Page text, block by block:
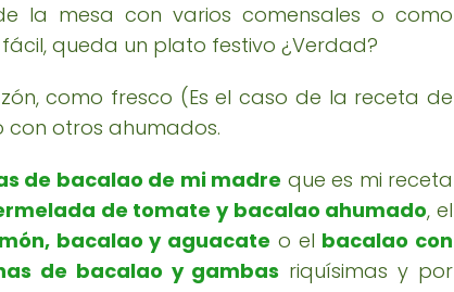
la mesa con varios comensales o como
queda un plato festivo ¿Verdad?
como fresco (Es el caso de la receta de
otros ahumados.
de bacalao de mi madre que es mi receta
de tomate y bacalao ahumado, el
bacalao y aguacate o el bacalao con
de bacalao y gambas riquísimas y por